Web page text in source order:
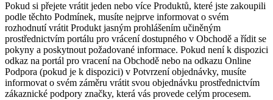
Pokud si přejete vrátit jeden nebo více Produktů, které jste zakoupili
podle těchto Podmínek, musíte nejprve informovat o svém
rozhodnutí vrátit Produkt jasným prohlášením učiněným
prostřednictvím portálu pro vrácení dostupného v Obchodě a řídit se
pokyny a poskytnout požadované informace. Pokud není k dispozici
odkaz na portál pro vracení na Obchodě nebo na odkazu Online
Podpora (pokud je k dispozici) v Potvrzení objednávky, musíte
informovat o svém záměru vrátit svou objednávku prostřednictvím
zákaznické podpory značky, která vás provede celým procesem.